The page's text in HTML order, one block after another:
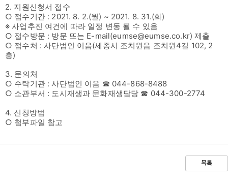
2. 지원신청서 접수
○ 접수기간 : 2021. 8. 2.(월) ~ 2021. 8. 31.(화)
※ 사업추진 여건에 따라 일정 변동 될 수 있음
○ 접수방문 : 방문 또는 E-mail(eumse@eumse.co.kr) 제출
○ 접수처 : 사단법인 이음(세종시 조치원읍 조치원4길 102, 2
층)
3. 문의처
○ 수탁기관 : 사단법인 이음 ☎ 044-868-8488
○ 소관부서 : 도시재생과 문화재생담당 ☎ 044-300-2774
4. 신청방법
○ 첨부파일 참고
목록